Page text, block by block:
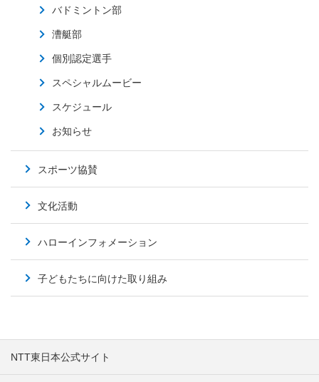
バドミントン部
漕艇部
個別認定選手
スペシャルムービー
スケジュール
お知らせ
スポーツ協賛
文化活動
ハローインフォメーション
子どもたちに向けた取り組み
NTT東日本公式サイト